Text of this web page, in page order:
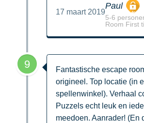
17 maart 2019
Paul
5-6
Room First
9
Fantastische escape
origineel. Top locatie (in
spellenwinkel). Verhaal
Puzzels echt leuk en
meedoen. Aanrader! (En